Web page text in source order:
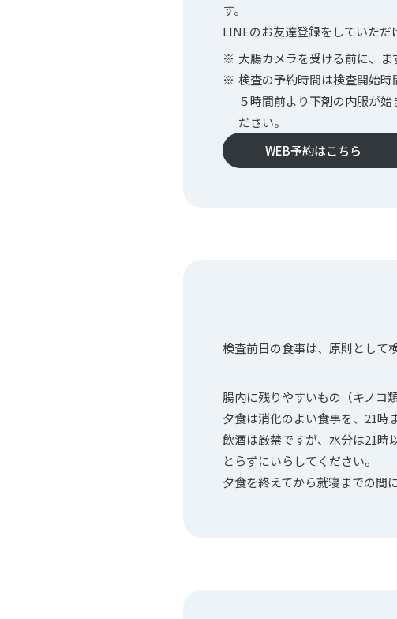
す。
LINEのお友達登録をしていただ
大腸カメラを受ける前に、ま
検査の予約時間は検査開始
５時間前より下剤の内服が
ださい。
WEB予約はこちら
検査前日の食事は、原則として
腸内に残りやすいもの（キノコ
夕食は消化のよい食事を、21時
飲酒は厳禁ですが、水分は21時
とらずにいらしてください。
夕食を終えてから就寝までの間